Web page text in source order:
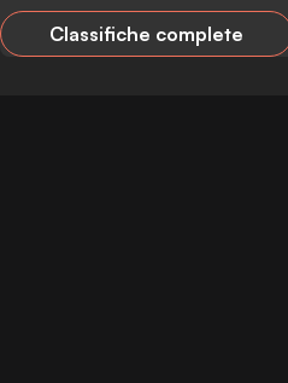
Classifiche complete